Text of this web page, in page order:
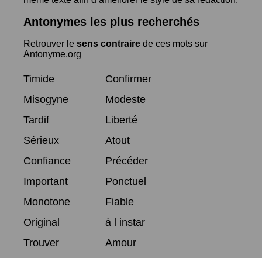
Antonymes les plus recherchés
Retrouver le sens contraire de ces mots sur
Antonyme.org
Timide
Confirmer
Misogyne
Modeste
Tardif
Liberté
Sérieux
Atout
Confiance
Précéder
Important
Ponctuel
Monotone
Fiable
Original
à l instar
Trouver
Amour